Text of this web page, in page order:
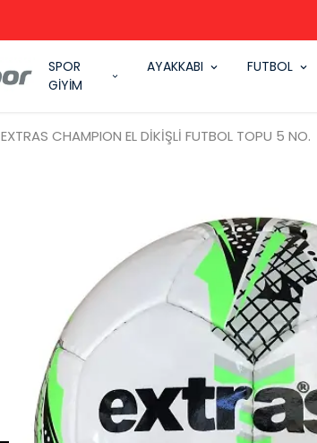
SPOR
GİYİM
AYAKKABI FUTBOL
EXTRAS CHAMPION EL DİKİŞLİ FUTBOL TOPU 5 NO.